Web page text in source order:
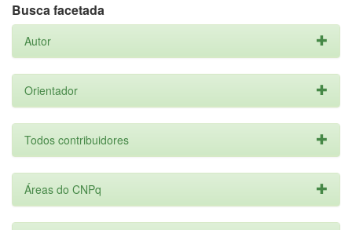
Busca facetada
Autor
Orientador
Todos contribuidores
Áreas do CNPq